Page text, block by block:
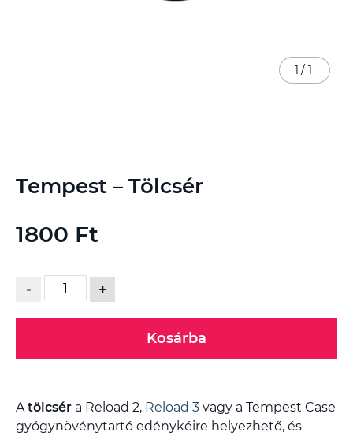
Tempest – Tölcsér
1800 Ft
- +
Kosárba
Atölcsér a Reload 2, Reload 3 vagy a Tempest Case
gyógynövénytartó edénykéire helyezhető, és
1 / 1
a
képgaléria